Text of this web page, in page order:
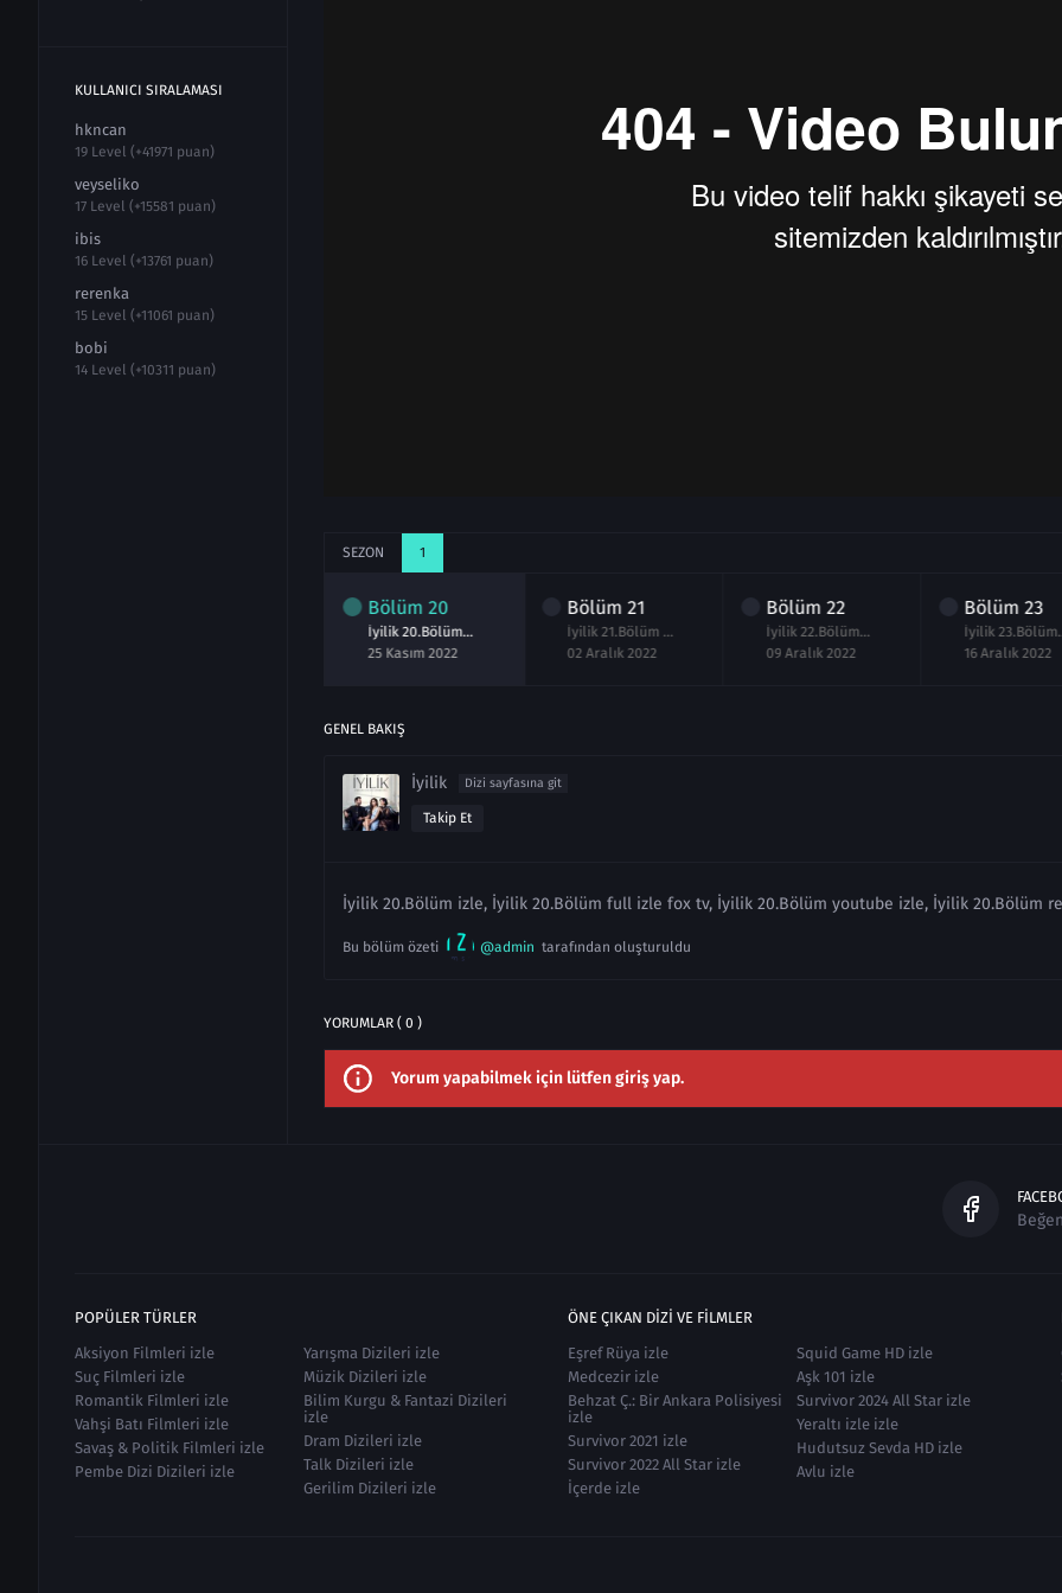
KULLANICI SIRALAMASI
hkncan
19 Level (+41971 puan)
veyseliko
17 Level (+15581 puan)
ibis
16 Level (+13761 puan)
rerenka
15 Level (+11061 puan)
bobi
14 Level (+10311 puan)
SEZON 1
Bölüm20
İyilik 20.Bölüm izle
25 Kasım 2022
Bölüm21
İyilik 21.Bölüm izle
02 Aralık 2022
Bölüm22
İyilik 22.Bölüm izle
09 Aralık 2022
Bölüm23
İyilik
16 Aralık 2022
GENEL BAKIŞ
İyilik Dizi sayfasına git
Takip Et
İyilik 20.Bölüm izle, İyilik 20.Bölüm full izle fox tv, İyilik 20.Bölüm youtube izle, İyilik 20.Bölüm
Bu bölüm özeti @admin tarafından oluşturuldu
YORUMLAR ( 0 )
Yorum yapabilmek için lütfen giriş yap.
Beğen
POPÜLER TÜRLER
Aksiyon Filmleri izle
Suç Filmleri izle
Romantik Filmleri izle
Vahşi Batı Filmleri izle
Savaş & Politik Filmleri izle
Pembe Dizi Dizileri izle
Yarışma Dizileri izle
Müzik Dizileri izle
Bilim Kurgu & Fantazi Dizileri
izle
Dram Dizileri izle
Talk Dizileri izle
Gerilim Dizileri izle
ÖNE ÇIKAN DIZI VE FILMLER
Eşref Rüya izle
Medcezir izle
Behzat Ç.: Bir Ankara Polisiyesi
izle
Survivor 2021 izle
Survivor 2022 All Star izle
İçerde izle
Squid Game HD izle
Aşk 101 izle
Survivor 2024 All Star izle
Yeraltı izle izle
Hudutsuz Sevda HD izle
Avlu izle